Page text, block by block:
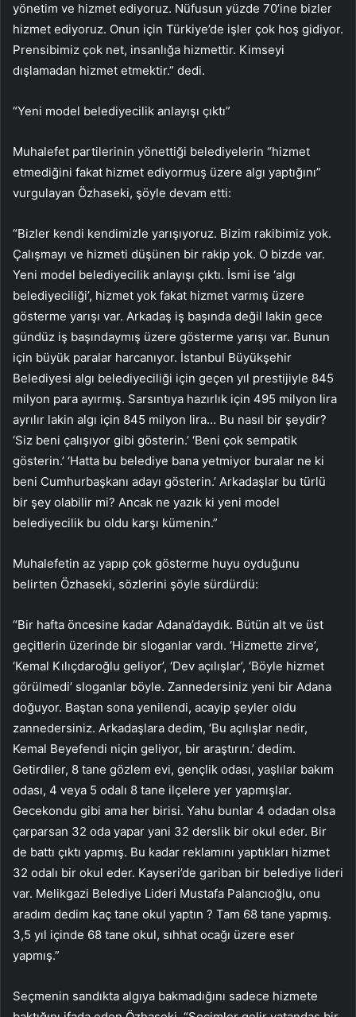
yönetim ve hizmet ediyoruz. Nüfusun yüzde 70’ine bizler
hizmet ediyoruz. Onun için Türkiye’de işler çok hoş gidiyor.
Prensibimiz çok net, insanlığa hizmettir. Kimseyi
dışlamadan hizmet etmektir.” dedi.
“Yeni model belediyecilik anlayışı çıktı”
Muhalefet partilerinin yönettiği belediyelerin “hizmet
etmediğini fakat hizmet ediyormuş üzere algı yaptığını”
vurgulayan Özhaseki, şöyle devam etti:
“Bizler kendi kendimizle yarışıyoruz. Bizim rakibimiz yok.
Çalışmayı ve hizmeti düşünen bir rakip yok. O bizde var.
Yeni model belediyecilik anlayışı çıktı. İsmi ise ‘algı
belediyeciliği’, hizmet yok fakat hizmet varmış üzere
gösterme yarışı var. Arkadaş iş başında değil lakin gece
gündüz iş başındaymış üzere gösterme yarışı var. Bunun
için büyük paralar harcanıyor. İstanbul Büyükşehir
Belediyesi algı belediyeciliği için geçen yıl prestijiyle 845
milyon para ayırmış. Sarsıntıya hazırlık için 495 milyon lira
ayrılır lakin algı için 845 milyon lira… Bu nasıl bir şeydir?
‘Siz beni çalışıyor gibi gösterin.’ ‘Beni çok sempatik
gösterin.’ ‘Hatta bu belediye bana yetmiyor buralar ne ki
beni Cumhurbaşkanı adayı gösterin.’ Arkadaşlar bu türlü
bir şey olabilir mi? Ancak ne yazık ki yeni model
belediyecilik bu oldu karşı kümenin.”
Muhalefetin az yapıp çok gösterme huyu oyduğunu
belirten Özhaseki, sözlerini şöyle sürdürdü:
“Bir hafta öncesine kadar Adana’daydık. Bütün alt ve üst
geçitlerin üzerinde bir sloganlar vardı. ‘Hizmette zirve’,
‘Kemal Kılıçdaroğlu geliyor’, ‘Dev açılışlar’, ‘Böyle hizmet
görülmedi’ sloganlar böyle. Zannedersiniz yeni bir Adana
doğuyor. Baştan sona yenilendi, acayip şeyler oldu
zannedersiniz. Arkadaşlara dedim, ‘Bu açılışlar nedir,
Kemal Beyefendi niçin geliyor, bir araştırın.’ dedim.
Getirdiler, 8 tane gözlem evi, gençlik odası, yaşlılar bakım
odası, 4 veya 5 odalı 8 tane ilçelere yer yapmışlar.
Gecekondu gibi ama her birisi. Yahu bunlar 4 odadan olsa
çarparsan 32 oda yapar yani 32 derslik bir okul eder. Bir
de battı çıktı yapmış. Bu kadar reklamını yaptıkları hizmet
32 odalı bir okul eder. Kayseri’de gariban bir belediye lideri
var. Melikgazi Belediye Lideri Mustafa Palancıoğlu, onu
aradım dedim kaç tane okul yaptın ? Tam 68 tane yapmış.
3,5 yıl içinde 68 tane okul, sıhhat ocağı üzere eser
yapmış.”
Seçmenin sandıkta algıya bakmadığını sadece hizmete